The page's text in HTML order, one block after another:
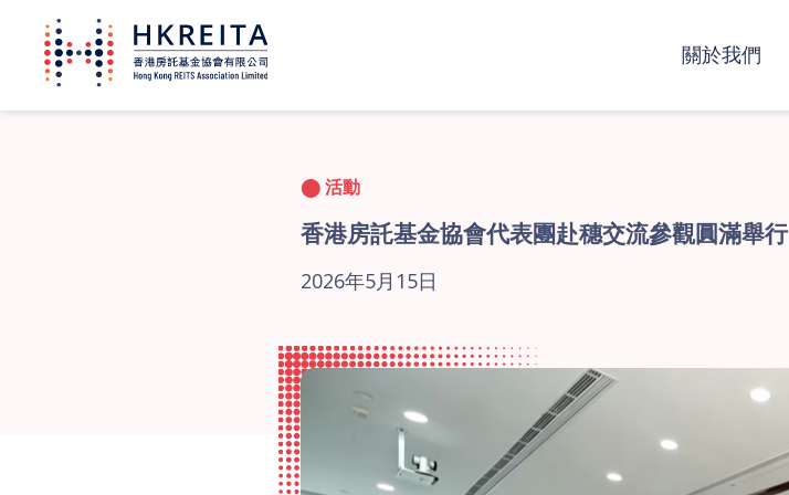
關於我們
活動
香港房託基金協會代表團赴穗交流參觀圓滿舉行
2026年5月15日